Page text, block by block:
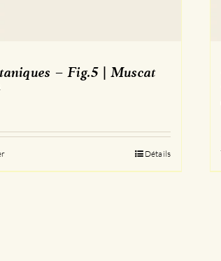
– Fig.5 | Muscat
Détails